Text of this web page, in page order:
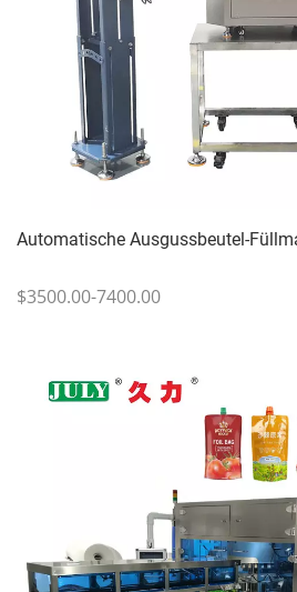
Automatische Ausgussbeutel-
$3500.00-7400.00